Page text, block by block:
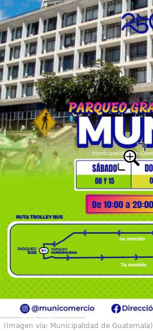
(Imagen vía: Municipalidad de Guatemala)